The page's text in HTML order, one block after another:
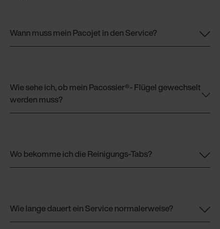
Wann muss mein Pacojet in den Service?
Wie sehe ich, ob mein Pacossier®- Flügel gewechselt
werden muss?
Wo bekomme ich die Reinigungs-Tabs?
Wie lange dauert ein Service normalerweise?